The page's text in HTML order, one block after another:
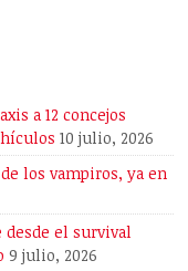
a 12 concejos
10 julio, 2026
los vampiros, ya en
desde el survival
9 julio, 2026